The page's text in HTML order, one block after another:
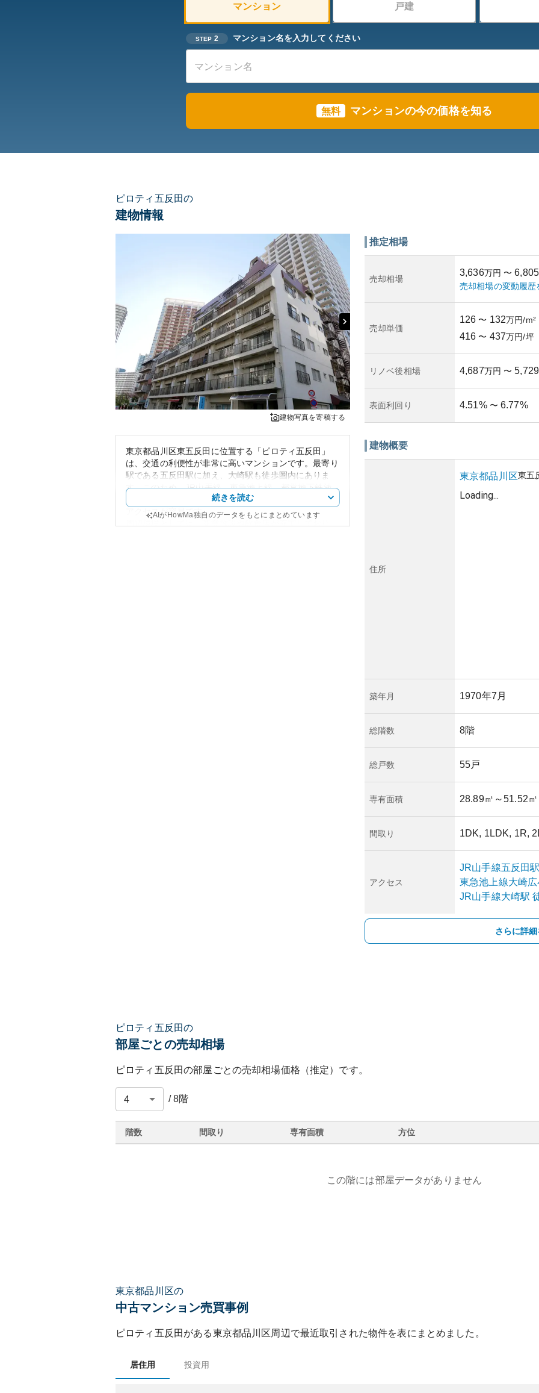
マンション 戸建
STEP 2 マンション名を入力してください
無料 マンションの今の価格を知る
ピロティ五反田の
建物情報
建物写真を寄稿する
東京都品川区東五反田に位置する「ピロティ五反田」
は、交通の利便性が非常に高いマンションです。最寄り
駅である五反田駅に加え、大崎駅も徒歩圏内にありま
す。このため、JR山手線、東急池上線、都営地下鉄浅
草線、りんかい線を利用することができ、都内各所への
アクセスが容易です。
続きを読む
AIがHowMa独自のデータをもとにまとめています
推定相場
売却相場
3,636万円 〜 6,805
売却相場の変動履歴
売却単価
126 〜 132万円/m²
416 〜 437万円/坪
リノベ後相場 4,687万円 〜 5,729
表面利回り 4.51% 〜 6.77%
建物概要
住所
東京都品川区東五
Loading...
築年月 1970年7月
総階数 8階
総戸数 55戸
専有面積 28.89㎡ ～51.52㎡
間取り 1DK, 1LDK, 1R,
アクセス
JR山手線五反田
東急池上線大崎
JR山手線大崎駅
さらに詳
ピロティ五反田の
部屋ごとの売却相場
ピロティ五反田の部屋ごとの売却相場価格（推定）です。
/8階
階数 間取り 専有面積 方位
この階には部屋データがありません
東京都品川区の
中古マンション売買事例
ピロティ五反田 がある東京都品川区周辺で最近取引された物件を表にまとめました。
居住用 投資用